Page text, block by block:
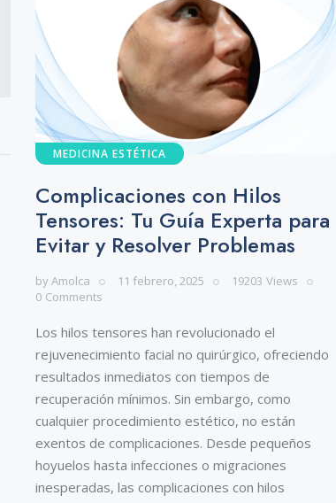
MEDICINA ESTÉTICA
Complicaciones con Hilos
Tensores: Tu Guía Experta para
Evitar y Resolver Problemas
byAmolca 11 febrero, 2025 19203 Views
0 Comments
Los hilos tensores han revolucionado el
rejuvenecimiento facial no quirúrgico, ofreciendo
resultados inmediatos con tiempos de
recuperación mínimos. Sin embargo, como
cualquier procedimiento estético, no están
exentos de complicaciones. Desde pequeños
hoyuelos hasta infecciones o migraciones
inesperadas, las complicaciones con hilos